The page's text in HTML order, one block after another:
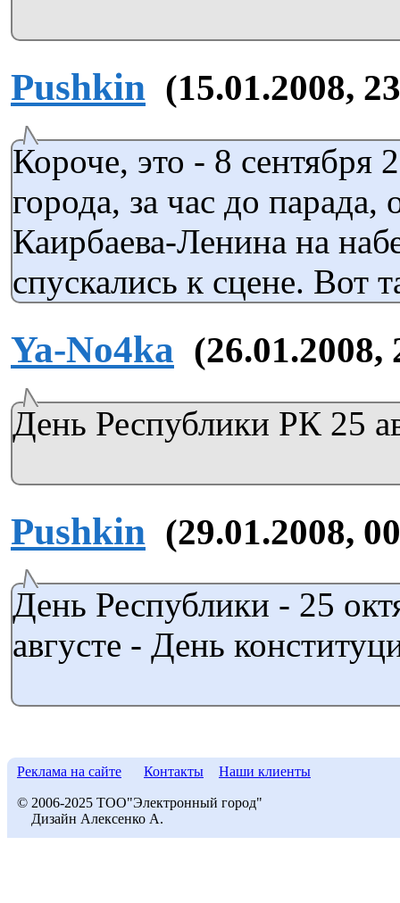
Pushkin (15.01.2008,
Короче, это - 8 сентября
города, за час до
Каирбаева-Ленина на
спускались к сцене. Вот
Ya-No4ka (26.01.2008,
День Республики РК 25
Pushkin (29.01.2008,
День Республики - 25
августе - День
Реклама на сайте Контакты Наши клиенты
© 2006-2025 ТОО"Электронный город"
Дизайн Алексенко А.